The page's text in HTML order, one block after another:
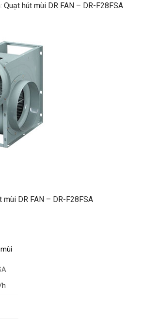
Quạt hút mùi DR FAN – DR-F28FSA
mùi DR FAN – DR-F28FSA
h